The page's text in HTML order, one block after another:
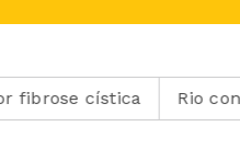
cística Rio concentra